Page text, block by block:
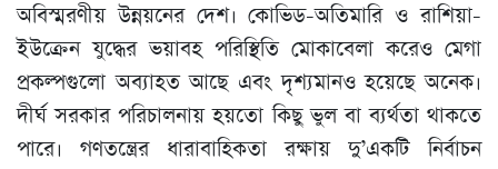
অবিস্মরণীয় উন্নয়নের দেশ। কোভিড-অতিমারি ও রাশিয়া-
ইউক্রেন যুদ্ধের ভয়াবহ পরিস্থিতি মোকাবেলা করেও মেগা
প্রকল্পগুলো অব্যাহত আছে এবং দৃশ্যমানও হয়েছে অনেক।
দীর্ঘ সরকার পরিচালনায় হয়তো কিছু ভুল বা ব্যর্থতা থাকতে
পারে। গণতন্ত্রের ধারাবাহিকতা রক্ষায় দু’একটি নির্বাচন